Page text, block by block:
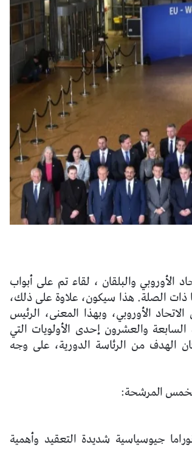
والبلقان ، لقاء تم على أبواب
ذات الصلة. هذا سيكون، علاوة على ذلك،
الأوروبي، وبهذا المعنى، الرئيس
والعشرون إحدى الأولويات التي
الهدف من الرئاسة الدورية، على وجه
المرشحة:
جيوسياسية شديدة التعقيد وأهمية